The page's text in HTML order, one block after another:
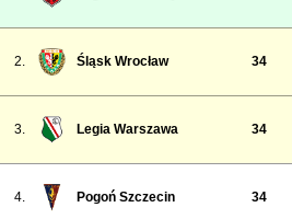
2. Śląsk Wrocław 34
3. Legia Warszawa 34
4. Pogoń Szczecin 34